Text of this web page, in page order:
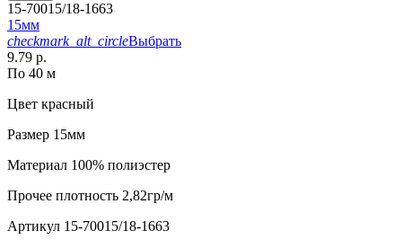
15-70015/18-1663
15мм
checkmark_alt_circleВыбрать
9.79 р.
По 40 м
Цвет красный
Размер 15мм
Материал 100% полиэстер
Прочее плотность 2,82гр/м
Артикул 15-70015/18-1663